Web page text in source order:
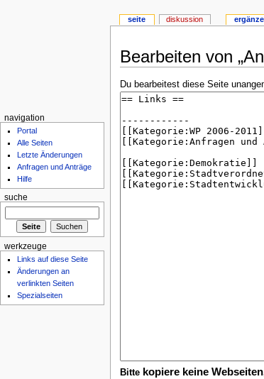
Bearbeiten von
Du bearbeitest diese Seite
Bitte kopiere keine Webseiten
seite diskussion
navigation
Portal
Alle Seiten
Letzte Änderungen
Anfragen und Anträge
Hilfe
suche
werkzeuge
Links auf diese Seite
Änderungen an
verlinkten Seiten
Spezialseiten